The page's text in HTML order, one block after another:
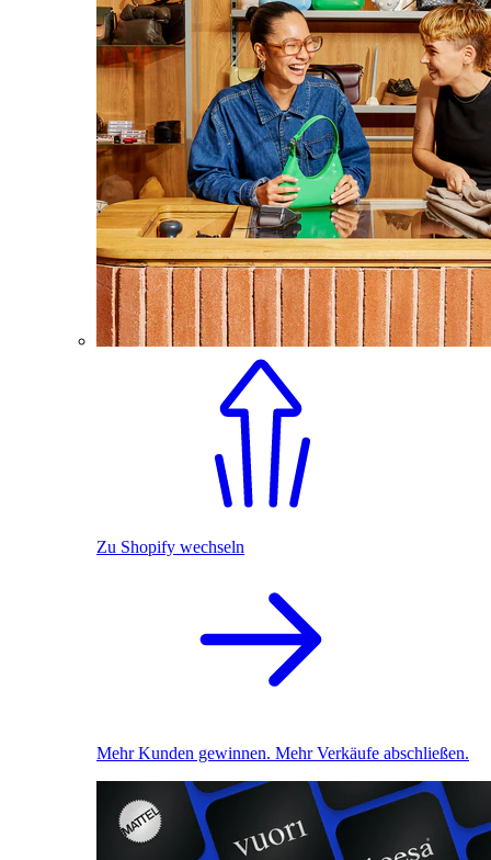
Zu Shopify wechseln
Mehr Kunden gewinnen. Mehr Verkäufe abschließen.